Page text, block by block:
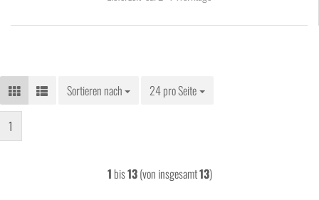
Sortieren nach
Sortieren nach 24 pro Seite
pro Seite
1
1 bis13(von insgesamt13)